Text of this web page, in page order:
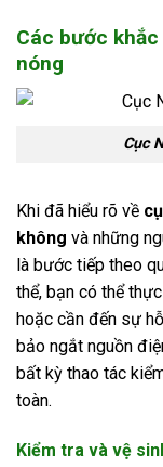
Các bước
nóng
Cục
Khi đã hiểu rõ về
không và những
là bước tiếp theo
thể, bạn có thể
hoặc cần đến sự
bảo ngắt nguồn
bất kỳ thao tác
toàn.
Kiểm tra và vệ